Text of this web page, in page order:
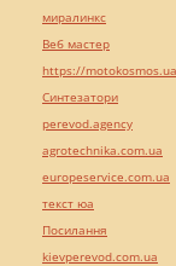
миралинкс
Веб мастер
https://
Синтезатори
perevod.agency
agrotechnika.com.ua
europeservice.com.ua
текст юа
Посилання
kievperevod.com.ua